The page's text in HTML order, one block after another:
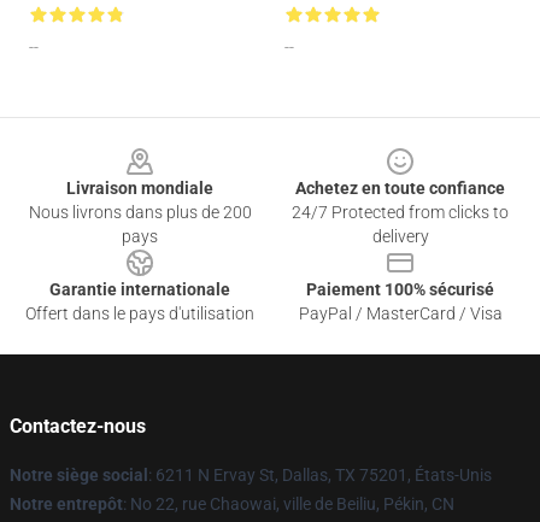
-- --
Livraison mondiale
Nous livrons dans plus de 200
pays
Achetez en toute confiance
24/7 Protected from clicks to
delivery
Garantie internationale
Offert dans le pays d'utilisation
Paiement 100% sécurisé
PayPal / MasterCard / Visa
Contactez-nous
Notre siège social : 6211 N Ervay St, Dallas, TX 75201, États-Unis
Notre entrepôt: No 22, rue Chaowai, ville de Beiliu, Pékin, CN